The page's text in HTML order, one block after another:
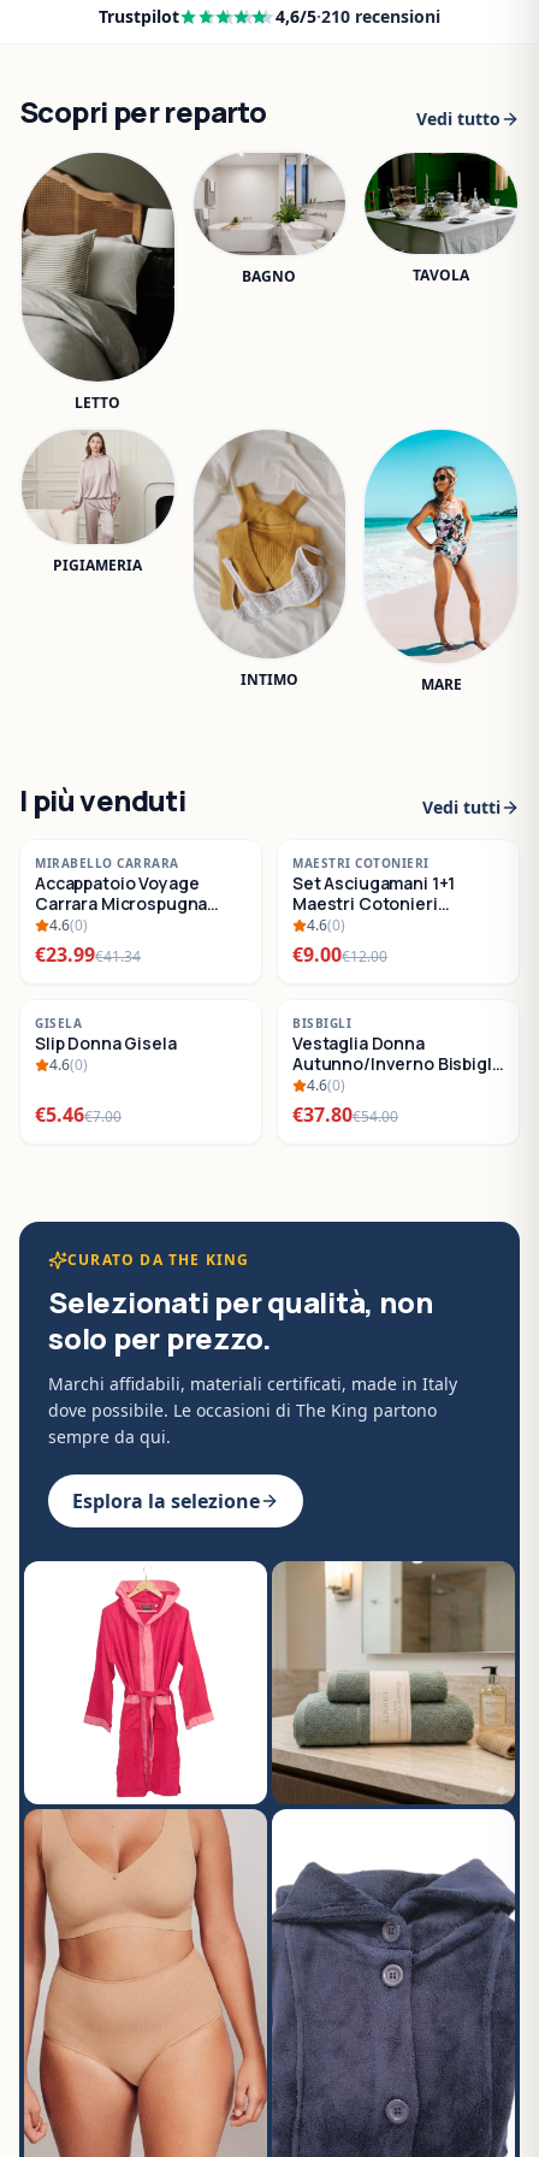
Trustpilot 4,6/5·210 recensioni
Scopri per reparto Vedi tutto
LETTO
BAGNO TAVOLA
PIGIAMERIA
INTIMO MARE
I più venduti Vedi tutti
-42%
SALDI
MIRABELLO CARRARA
Accappatoio Voyage
Carrara Microspugna
Cotone
4.6(0)
€23.99€41.34
-25%
SALDI
MAESTRI COTONIERI
Set Asciugamani 1+1
Maestri Cotonieri
Eternity Spugna di
Cotone
4.6(0)
€9.00€12.00
-22 %
SALDI
GISELA
Slip Donna Gisela
4.6(0)
€5.46€7.00
-30 %
SALDI
BISBIGLI
Vestaglia Donna
Autunno/Inverno Bisbigli
BO288632
4.6(0)
€37.80€54.00
CURATO DA THE KING
Selezionati per qualità, non
solo per prezzo.
Marchi affidabili, materiali certificati, made in Italy
dove possibile. Le occasioni di The King partono
sempre da qui.
Esplora la selezione